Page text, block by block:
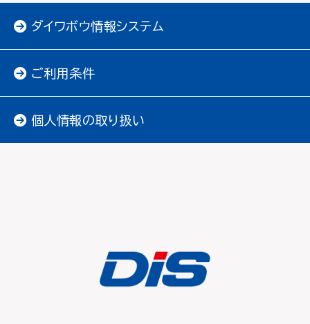
ダイワボウ情報システム
ご利用条件
個人情報の取り扱い